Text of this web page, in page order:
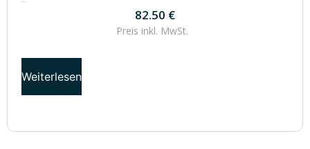
82.50 €
82.50 €
Preis inkl. MwSt.
Weiterlesen